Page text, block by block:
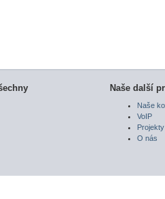
Naše další
Naše
VoIP
Projekty
O nás